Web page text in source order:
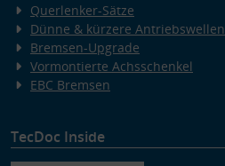
Querlenker-Sätze
Dünne & kürzere Antriebswellen
Bremsen-Upgrade
Vormontierte Achsschenkel
EBC Bremsen
TecDoc Inside